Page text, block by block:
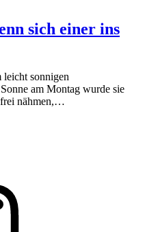
sich einer ins
leicht sonnigen
am Montag wurde sie
nähmen,…